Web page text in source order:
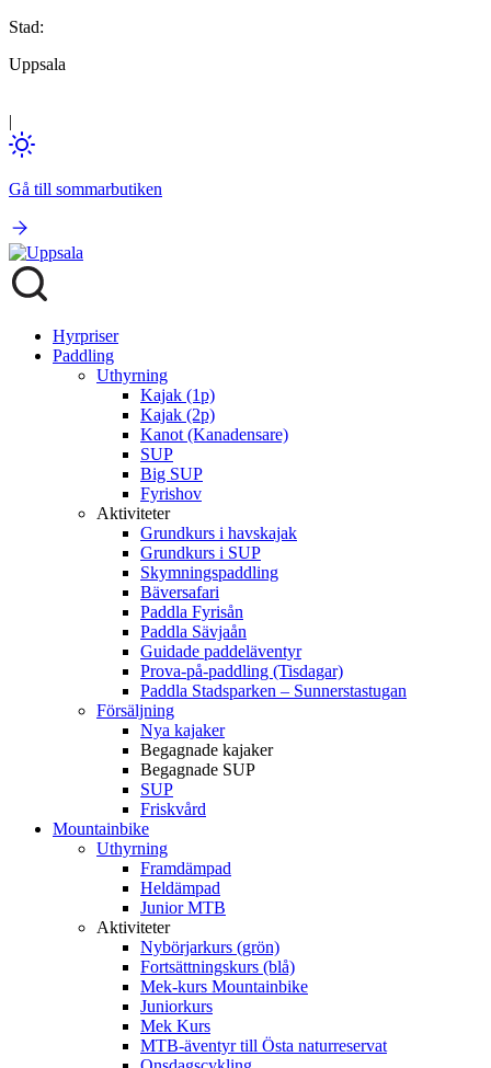
Stad:
Uppsala
|
Gå till sommarbutiken
Hyrpriser
Paddling
Uthyrning
Kajak (1p)
Kajak (2p)
Kanot (Kanadensare)
SUP
Big SUP
Fyrishov
Aktiviteter
Grundkurs i havskajak
Grundkurs i SUP
Skymningspaddling
Bäversafari
Paddla Fyrisån
Paddla Sävjaån
Guidade paddeläventyr
Prova-på-paddling (Tisdagar)
Paddla Stadsparken – Sunnerstastugan
Försäljning
Nya kajaker
Begagnade kajaker
Begagnade SUP
SUP
Friskvård
Mountainbike
Uthyrning
Framdämpad
Heldämpad
Junior MTB
Aktiviteter
Nybörjarkurs (grön)
Fortsättningskurs (blå)
Mek-kurs Mountainbike
Juniorkurs
Mek Kurs
MTB-äventyr till Östa naturreservat